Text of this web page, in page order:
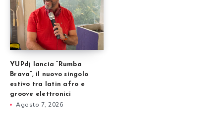
YUPdj lancia “Rumba
Brava”, il nuovo singolo
estivo tra latin afro e
groove elettronici
Agosto 7, 2026